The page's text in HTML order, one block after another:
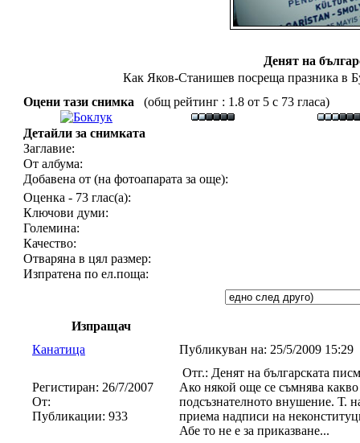
Денят на
Как Яков-Станишев посреща празника в
Оцени тази снимка
(общ рейтинг : 1.8 от 5 с 73 гласа)
Детайли за снимката
Заглавие:
От албума:
Добавена от (на фотоапарата за още):
Оценка - 73 глас(а):
Ключови думи:
Големина:
Качество:
Отваряна в цял размер:
Изпратена по ел.поща:
Изпращач
Канатица
Публикуван на: 25/5/2009 15:29
Регистиран: 26/7/2007
От:
Публикации: 933
Отг.: Денят на българската
Ако някой още се съмнява
подсъзнателното внушение. Т.
приема надписи на
Абе то не е за приказване...